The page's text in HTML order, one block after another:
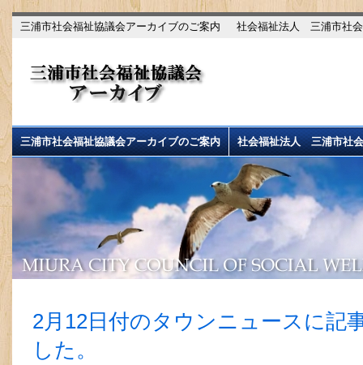
三浦市社会福祉協議会アーカイブのご案内 社会福祉法人 三浦市社
三浦市社会福祉協議会アーカイブのご案内 社会福祉法人 三浦市社
2月12日付のタウンニュースに記
した。